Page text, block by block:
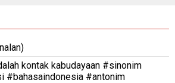
kontak kabudayaan #sinonim
#bahasaindonesia #antonim